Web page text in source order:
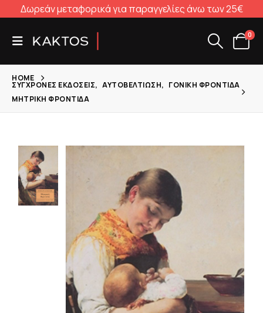
Δωρεάν μεταφορικά για παραγγελίες άνω των 25€
0
HOME
ΣΎΓΧΡΟΝΕΣ ΕΚΔΌΣΕΙΣ, ΑΥΤΟΒΕΛΤΊΩΣΗ, ΓΟΝΙΚΉ ΦΡΟΝΤΊΔΑ
ΜΗΤΡΙΚΉ ΦΡΟΝΤΊΔΑ